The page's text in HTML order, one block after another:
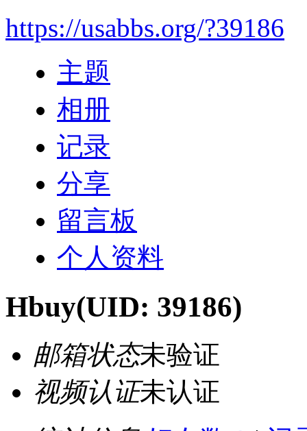
https://usabbs.org/?39186
主题
相册
记录
分享
留言板
个人资料
Hbuy(UID: 39186)
邮箱状态未验证
视频认证未认证